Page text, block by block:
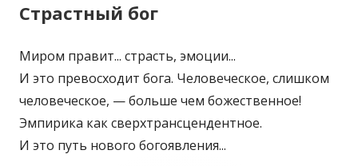
Страстный бог
Миром правит... страсть, эмоции...
И это превосходит бога. Человеческое, слишком
человеческое, — больше чем божественное!
Эмпирика как сверхтрансцендентное.
И это путь нового богоявления...